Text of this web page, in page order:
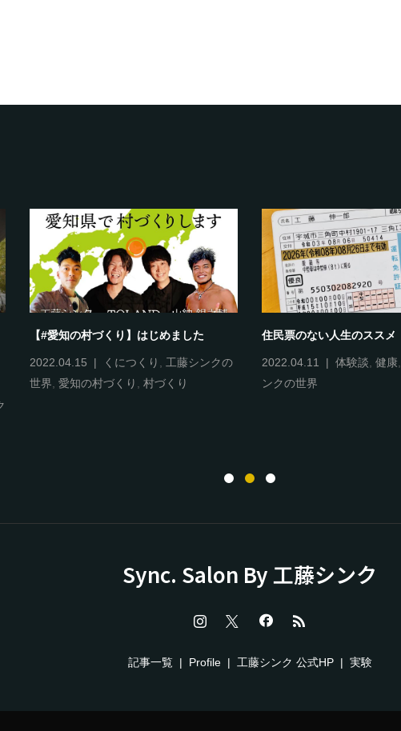
【#愛知の村づくり】はじめました
2022.04.15 くにつくり , 工藤シンクの
世界, 愛知の村づくり , 村づくり
住民票のない人生のススメ
2022.04.11 体験談, 健康,
ンクの世界
Sync. Salon By 工藤シンク
記事一覧 Profile 工藤シンク 公式HP 実験